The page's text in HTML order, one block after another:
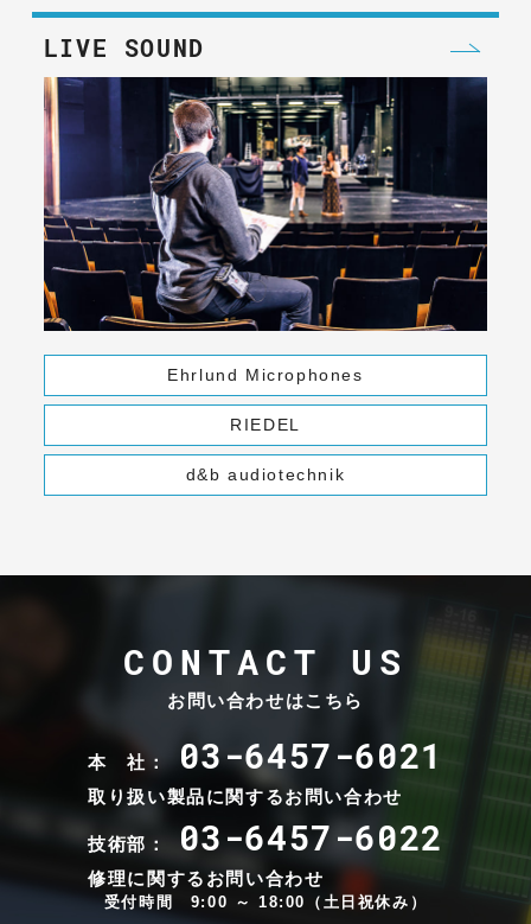
LIVE SOUND
Ehrlund Microphones
RIEDEL
d&b audiotechnik
CONTACT US
お問い合わせはこちら
本 社： 03-6457-6021
取り扱い製品に関するお問い合わせ
技術部： 03-6457-6022
修理に関するお問い合わせ
受付時間 9:00 ～ 18:00（土日祝休み）